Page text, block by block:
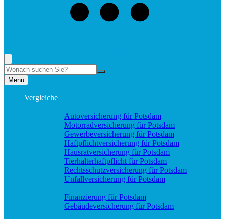
Suche
Menü
Vergleiche
Autoversicherung für Potsdam
Motorradversicherung für Potsdam
Gewerbeversicherung für Potsdam
Haftpflichtversicherung für Potsdam
Hausratversicherung für Potsdam
Tierhalterhaftpflicht für Potsdam
Rechtsschutzversicherung für Potsdam
Unfallversicherung für Potsdam
Finanzierung für Potsdam
Gebäudeversicherung für Potsdam